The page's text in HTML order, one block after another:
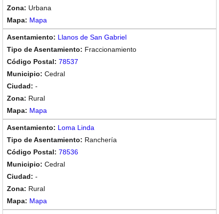
Urbana
Mapa
Llanos de San Gabriel
Fraccionamiento
78537
Cedral
-
Rural
Mapa
Loma Linda
Ranchería
78536
Cedral
-
Rural
Mapa